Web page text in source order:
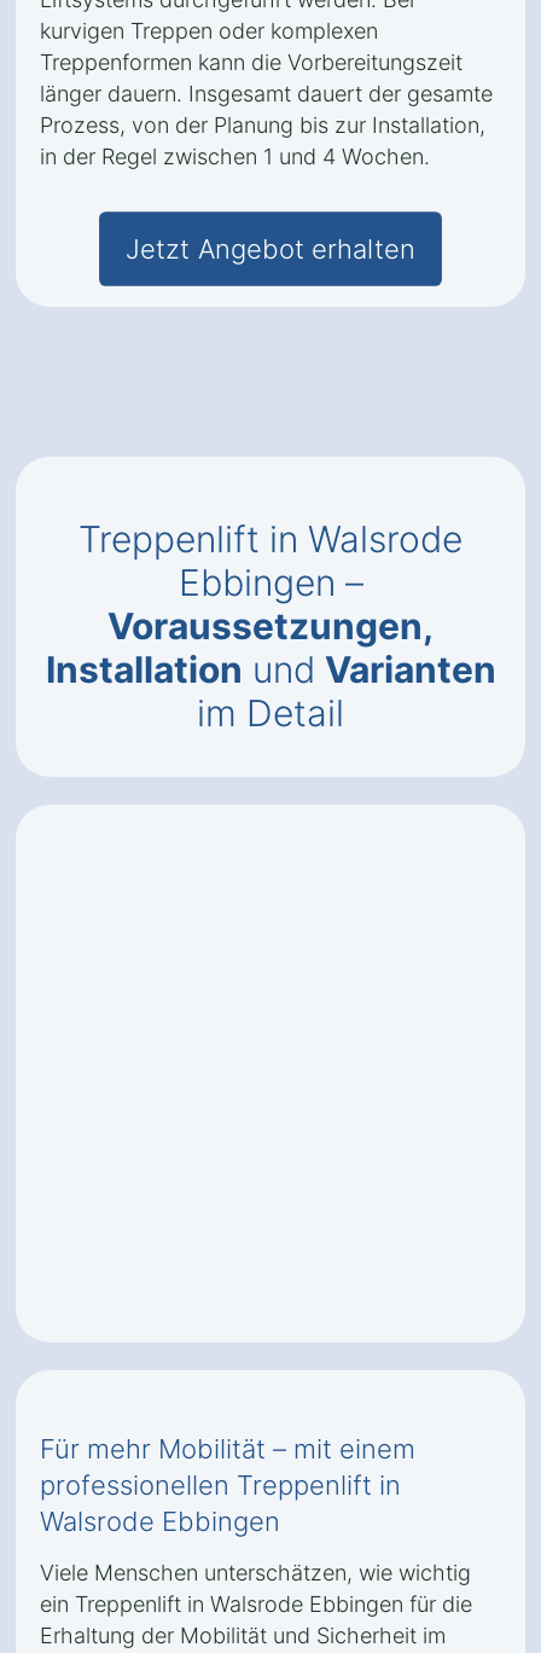
kurvigen Treppen oder komplexen
Treppenformen kann die Vorbereitungszeit
länger dauern. Insgesamt dauert der gesamte
Prozess, von der Planung bis zur Installation,
in der Regel zwischen 1 und 4 Wochen.
Jetzt Angebot erhalten
Treppenlift in Walsrode
Ebbingen –
Voraussetzungen,
Installation und Varianten
im Detail
Für mehr Mobilität – mit einem
professionellen Treppenlift in
Walsrode Ebbingen
Viele Menschen unterschätzen, wie wichtig
ein Treppenlift in Walsrode Ebbingen für die
Erhaltung der Mobilität und Sicherheit im